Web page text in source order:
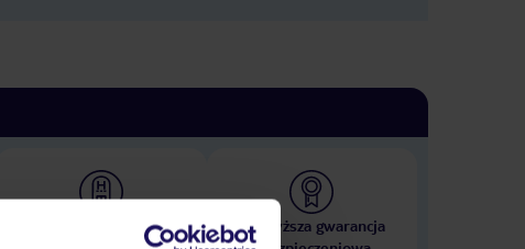
10 000 hoteli w ponad 50
Najwyższa gwarancja